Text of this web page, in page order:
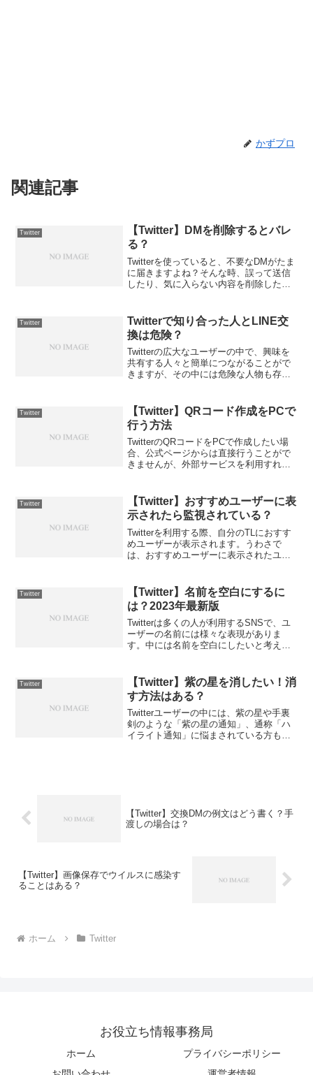
かずプロ
関連記事
Twitter
【Twitter】DMを削除するとバレ
る？
Twitterを使っていると、不要なDMがたま
に届きますよね？そんな時、誤って送信
したり、気に入らない内容を削除したい
か気になる人もいるのではないでしょう
か？...
Twitter
Twitterで知り合った人とLINE交
換は危険？
Twitterの広大なユーザーの中で、興味を
共有する人々と簡単につながることがで
きますが、その中には危険な人物も存在
す。プライバシーの侵害や詐欺行為が潜
んでいる可能性も...
Twitter
【Twitter】QRコード作成をPCで
行う方法
TwitterのQRコードをPCで作成したい場
合、公式ページからは直接行うことがで
きませんが、外部サービスを利用すれば
「クルクルマネージャー」で行う方法
QR...
Twitter
【Twitter】おすすめユーザーに表
示されたら監視されている？
Twitterを利用する際、自分のTLにおすす
めユーザーが表示されます。うわさで
は、おすすめユーザーに表示されたユー
は、「Twitterのおすすめユーザーに監視
されている可...
Twitter
【Twitter】名前を空白にするに
は？2023年最新版
Twitterは多くの人が利用するSNSで、ユ
ーザーの名前には様々な表現がありま
す。中には名前を空白にしたいと考える
【Twitter】名前を空白にするには？2023
年最新の方...
Twitter
【Twitter】紫の星を消したい！消
す方法はある？
Twitterユーザーの中には、紫の星や手裏
剣のような「紫の星の通知」、通称「ハ
イライト通知」に悩まされている方も多
【Twitter】交換DMの例文はどう書く？手
渡しの場合は？
【Twitter】画像保存でウイルスに感染す
ることはある？
ホーム Twitter
お役立ち情報事務局
ホーム
プライバシーポリシー